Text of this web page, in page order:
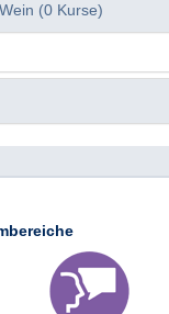
(0 Kurse)